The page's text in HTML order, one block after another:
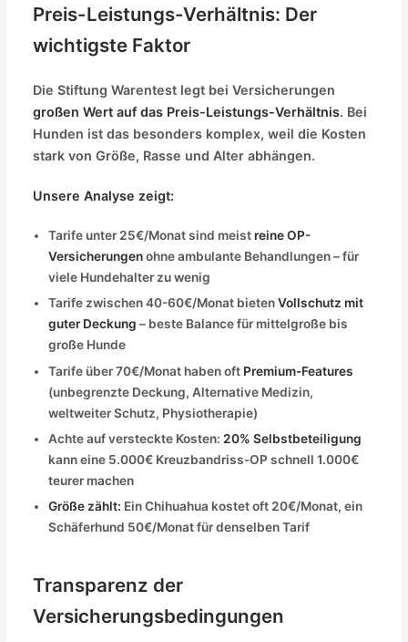
Preis-Leistungs-Verhältnis: Der
wichtigste Faktor
Die Stiftung Warentest legt bei Versicherungen
großen Wert auf das Preis-Leistungs-Verhältnis. Bei
Hunden ist das besonders komplex, weil die Kosten
stark von Größe, Rasse und Alter abhängen.
Unsere Analyse zeigt:
Tarife unter 25€/Monat sind meist reine OP-
Versicherungenohne ambulante Behandlungen – für
viele Hundehalter zu wenig
Tarife zwischen 40-60€/Monat bietenVollschutz mit
guter Deckung – beste Balance für mittelgroße bis
große Hunde
Tarife über 70€/Monat haben oft Premium-Features
(unbegrenzte Deckung, Alternative Medizin,
weltweiter Schutz, Physiotherapie)
Achte auf versteckte Kosten: 20% Selbstbeteiligung
kann eine 5.000€ Kreuzbandriss-OP schnell 1.000€
teurer machen
Größe zählt: Ein Chihuahua kostet oft 20€/Monat, ein
Schäferhund 50€/Monat für denselben Tarif
Transparenz der
Versicherungsbedingungen